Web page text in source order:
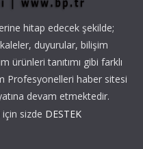
hitap edecek şekilde;
duyurular, bilişim
ürünleri tanıtımı gibi farklı
Profesyonelleri haber sitesi
devam etmektedir.
sizde DESTEK